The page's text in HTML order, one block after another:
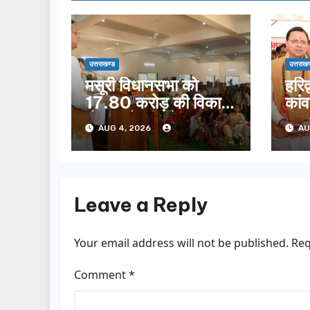
उत्तराखण्ड
मसूरी विधानसभा को
17.80 करोड़ की विकास
योजनाओं की सौगात,
सीएम धामी ने किया
लोकार्पण-शिलान्यास.
AUG 4, 2026
Leave a Reply
Your email address will not be published.
Comment*